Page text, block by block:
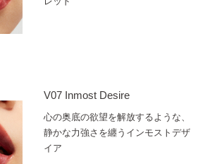
V07 Inmost Desire
心の奥底の欲望を解放するような、
静かな力強さを纏うインモストデザ
イア